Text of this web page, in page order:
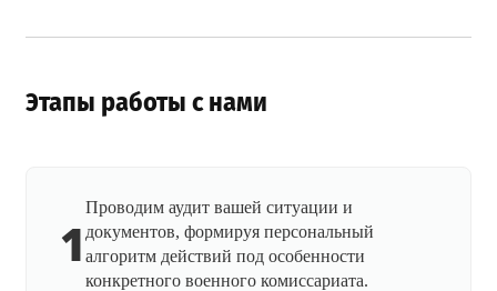
Этапы работы с нами
1
Проводим аудит вашей ситуации и
документов, формируя персональный
алгоритм действий под особенности
конкретного военного комиссариата.